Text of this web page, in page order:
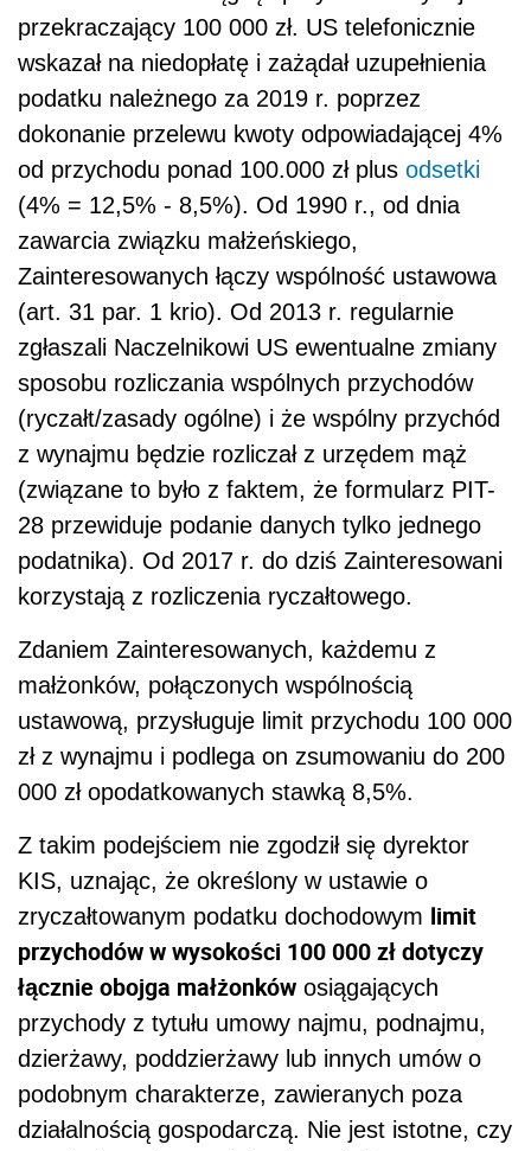
przekraczający 100 000 zł. US telefonicznie
wskazał na niedopłatę i zażądał uzupełnienia
podatku należnego za 2019 r. poprzez
dokonanie przelewu kwoty odpowiadającej 4%
od przychodu ponad 100.000 zł plus odsetki
(4% = 12,5% - 8,5%). Od 1990 r., od dnia
zawarcia związku małżeńskiego,
Zainteresowanych łączy wspólność ustawowa
(art. 31 par. 1 krio). Od 2013 r. regularnie
zgłaszali Naczelnikowi US ewentualne zmiany
sposobu rozliczania wspólnych przychodów
(ryczałt/zasady ogólne) i że wspólny przychód
z wynajmu będzie rozliczał z urzędem mąż
(związane to było z faktem, że formularz PIT-
28 przewiduje podanie danych tylko jednego
podatnika). Od 2017 r. do dziś Zainteresowani
korzystają z rozliczenia ryczałtowego.
Zdaniem Zainteresowanych, każdemu z
małżonków, połączonych wspólnością
ustawową, przysługuje limit przychodu 100 000
zł z wynajmu i podlega on zsumowaniu do 200
000 zł opodatkowanych stawką 8,5%.
Z takim podejściem nie zgodził się dyrektor
KIS, uznając, że określony w ustawie o
zryczałtowanym podatku dochodowym limit
przychodów w wysokości 100 000 zł dotyczy
łącznie obojga małżonków osiągających
przychody z tytułu umowy najmu, podnajmu,
dzierżawy, poddzierżawy lub innych umów o
podobnym charakterze, zawieranych poza
działalnością gospodarczą. Nie jest istotne, czy